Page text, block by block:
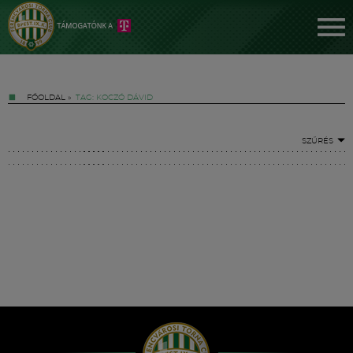
FŐOLDAL » TAG: KOCZÓ DÁVID
SZŰRÉS
Hírek